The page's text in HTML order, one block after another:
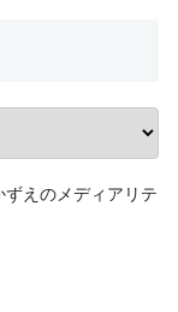
えのメディアリテ